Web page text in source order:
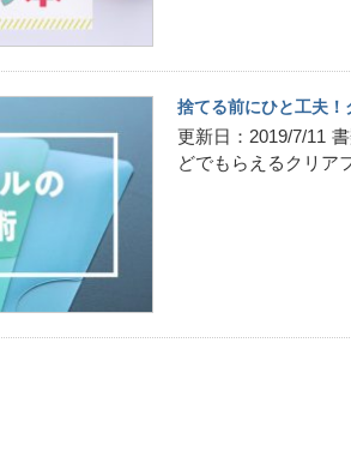
捨てる前にひと工夫
更新日：2019/7/11
どでもらえるクリア